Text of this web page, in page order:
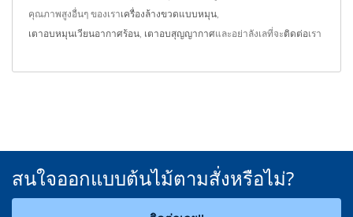
คุณภาพสูงอื่นๆ ของเราเครื่องล้างขวดแบบหมุน
เตาอบหมุนเวียนอากาศร้อน เตาอบสุญญากาศและอย่าลังเลที่จะติดต่อเรา
สนใจออกแบบต้นไม้ตามสั่งหรือไม่?